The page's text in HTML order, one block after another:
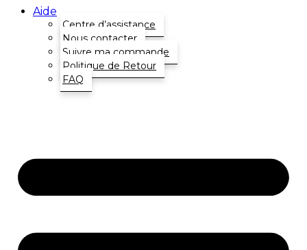
Aide
Centre d’assistance
Nous contacter
Suivre ma commande
Politique de Retour
FAQ